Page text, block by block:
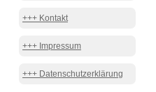
+++ Kontakt
+++ Impressum
+++ Datenschutzerklärung